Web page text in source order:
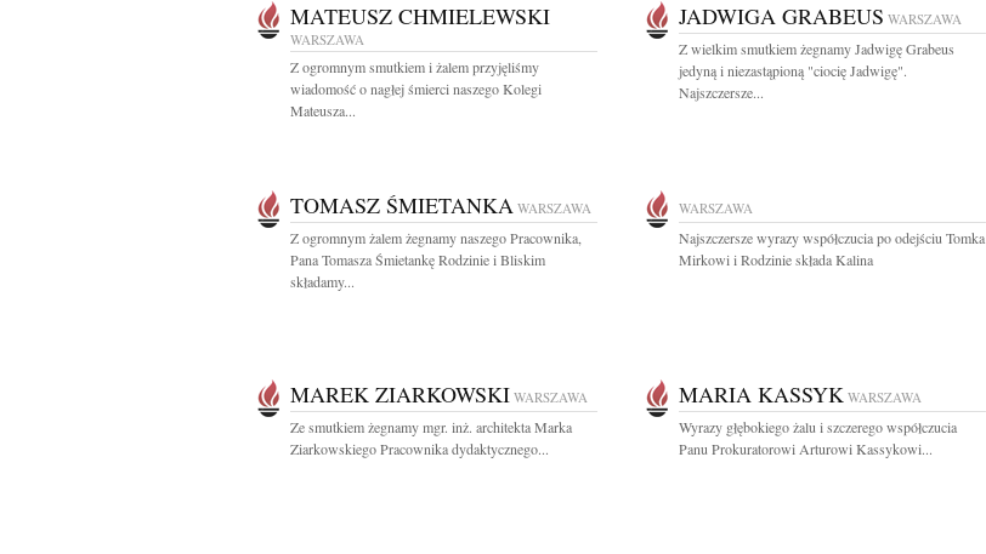
MATEUSZ CHMIELEWSKI
WARSZAWA
Z ogromnym smutkiem i żalem przyjęliśmy
wiadomość o nagłej śmierci naszego Kolegi
Mateusza...
JADWIGA GRABEUS WARSZAWA
Z wielkim smutkiem żegnamy Jadwigę Grabeus
jedyną i niezastąpioną "ciocię Jadwigę".
Najszczersze...
TOMASZ ŚMIETANKA WARSZAWA
Z ogromnym żalem żegnamy naszego Pracownika,
Pana Tomasza Śmietankę Rodzinie i Bliskim
składamy...
WARSZAWA
Najszczersze wyrazy współczucia po odejściu Tomka
Mirkowi i Rodzinie składa Kalina
MAREK ZIARKOWSKI WARSZAWA
Ze smutkiem żegnamy mgr. inż. architekta Marka
Ziarkowskiego Pracownika dydaktycznego...
MARIA KASSYK WARSZAWA
Wyrazy głębokiego żalu i szczerego współczucia
Panu Prokuratorowi Arturowi Kassykowi...